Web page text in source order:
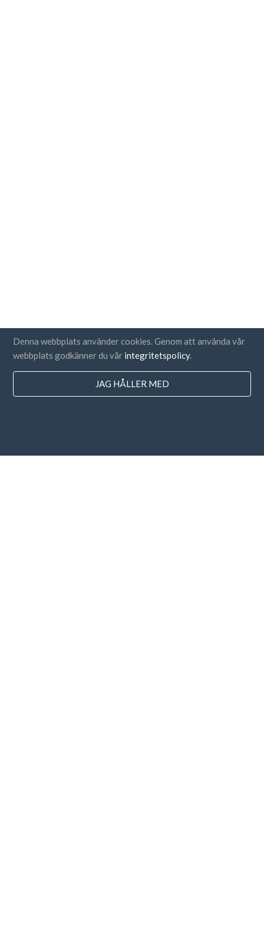
Denna webbplats använder cookies. Genom att använda vår
webbplats godkänner du vår integritetspolicy.
JAG HÅLLER MED